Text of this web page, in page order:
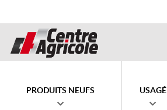
PRODUITS NEUFS USAGÉ